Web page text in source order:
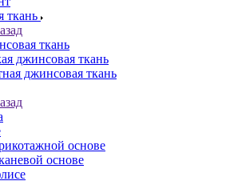
ткань
ткань
джинсовая ткань
джинсовая ткань
основе
основе